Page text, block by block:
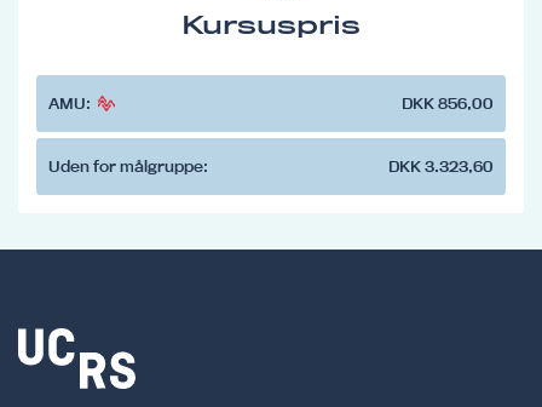
Kursuspris
AMU: DKK 856,00
Uden for målgruppe: DKK 3.323,60